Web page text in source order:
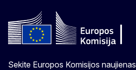
Sekite Europos Komisijos naujienas